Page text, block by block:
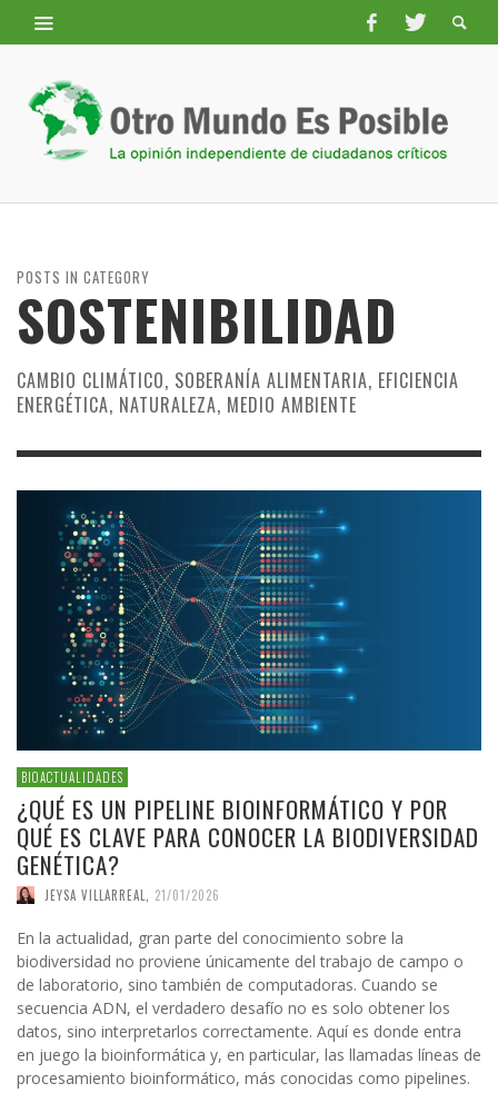
POSTS IN CATEGORY
SOSTENIBILIDAD
CAMBIO CLIMÁTICO, SOBERANÍA ALIMENTARIA, EFICIENCIA
ENERGÉTICA, NATURALEZA, MEDIO AMBIENTE
BIOACTUALIDADES
¿QUÉ ES UN PIPELINE BIOINFORMÁTICO Y POR
QUÉ ES CLAVE PARA CONOCER LA BIODIVERSIDAD
GENÉTICA?
JEYSA VILLARREAL 21/01/2026
En la actualidad, gran parte del conocimiento sobre la
biodiversidad no proviene únicamente del trabajo de campo o
de laboratorio, sino también de computadoras. Cuando se
secuencia ADN, el verdadero desafío no es solo obtener los
datos, sino interpretarlos correctamente. Aquí es donde entra
en juego la bioinformática y, en particular, las llamadas líneas de
procesamiento bioinformático, más conocidas como pipelines.